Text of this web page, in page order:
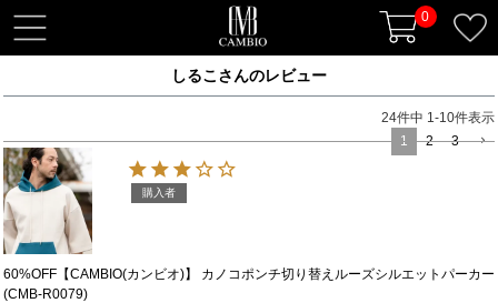
0
t
o
l
e
n
a
v
i
g
しるこさんのレビュー
24件中 1-10件表示
1
2 3
60%OFF【CAMBIO(カンビオ)】 カノコポンチ切り替えルーズシルエットパーカー
(CMB-R0079)
購入者